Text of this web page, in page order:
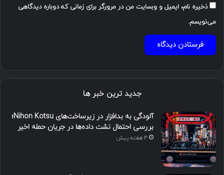
ذخیره نام، ایمیل و وبسایت من در مرورگر برای زمانی که دوباره دیدگاهی
می‌نویسم.
جدید ترین خبر ها
آلودگی به بدافزار در زیرساخت‌های Nihon Kotsu؛
بررسی احتمال نشت داده‌ها در جریان حمله اخیر
3 هفته پیش